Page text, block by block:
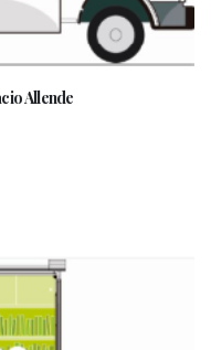
Allende